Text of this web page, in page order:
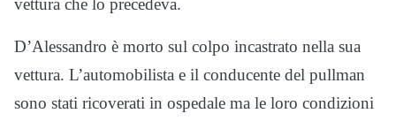
vettura che lo precedeva.
D’Alessandro è morto sul colpo incastrato nella sua
vettura. L’automobilista e il conducente del pullman
sono stati ricoverati in ospedale ma le loro condizioni